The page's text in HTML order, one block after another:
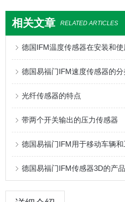
相关文章 RELATED ARTICLES
德国IFM温度传感器在安装和
德国易福门IFM速度传感器的
光纤传感器的特点
带两个开关输出的压力传感器
德国易福门IFM传感器3D的产